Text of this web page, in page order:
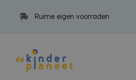
Ruime eigen voorraden